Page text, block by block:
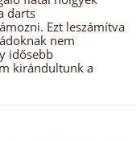
darts
Ezt leszámítva
nem
idősebb
kirándultunk a